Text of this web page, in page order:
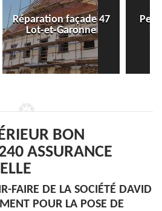
47
Peinture Boiserie 47
Lot-et-Garonne
BON
ASSURANCE
FAIRE DE LA SOCIÉTÉ DAVID
POUR LA POSE DE